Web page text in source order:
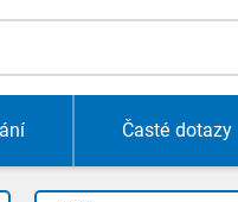
Časté dotazy